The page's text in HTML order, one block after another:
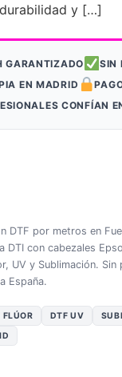
y […]
SIN
EN MADRID
CONFÍAN
DTF por metros en
DTI con cabezales
UV y Sublimación. Sin
España.
FLÚOR DTF UV